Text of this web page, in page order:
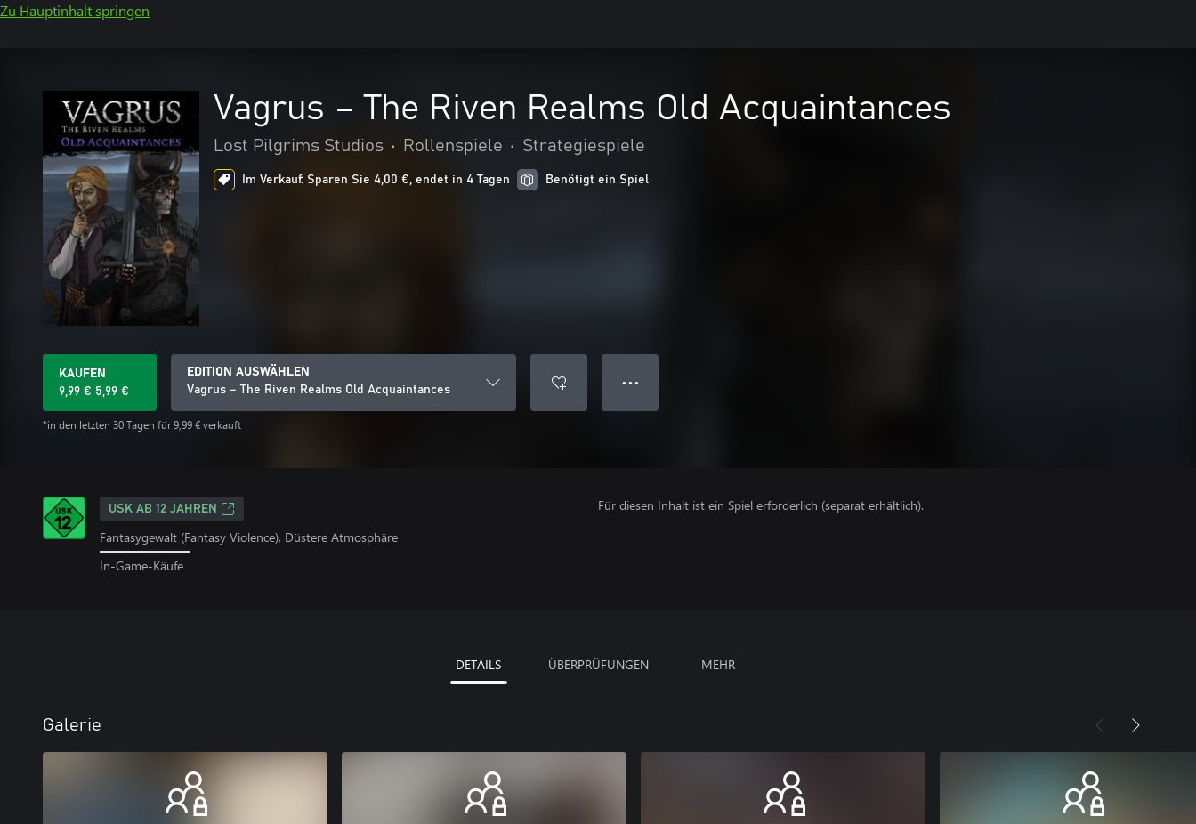
Zu Hauptinhalt springen
Vagrus – The Riven Realms Old Acquaintances
Lost Pilgrims Studios • Rollenspiele • Strategiespiele
Im Verkauf: Sparen Sie 4,00 €, endet in 4 Tagen Benötigt ein Spiel
KAUFEN
9,99 € 5,99 €
*in den letzten 30 Tagen für 9,99 € verkauft
EDITION AUSWÄHLEN
Vagrus – The Riven Realms Old Acquaintances
● ● ●
USK AB 12 JAHREN
Fantasygewalt (Fantasy Violence), Düstere Atmosphäre
In-Game-Käufe
Für diesen Inhalt ist ein Spiel erforderlich (separat erhältlich).
DETAILS ÜBERPRÜFUNGEN MEHR
Galerie